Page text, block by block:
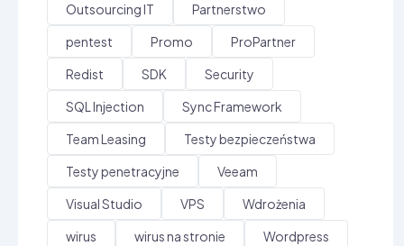
Outsourcing IT
Partnerstwo
pentest
Promo
ProPartner
Redist
SDK
Security
SQL Injection
Sync Framework
Team Leasing
Testy bezpieczeństwa
Testy penetracyjne
Veeam
Visual Studio
VPS
Wdrożenia
wirus
wirus na stronie
Wordpress